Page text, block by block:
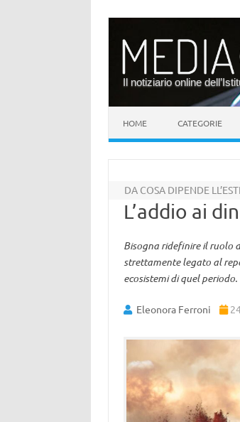
Il notiziario online
HOME CATEGORIE
DA COSA DIPENDE
L’addio ai
Bisogna ridefinire il ruolo
strettamente legato al
ecosistemi di quel
Eleonora Ferroni